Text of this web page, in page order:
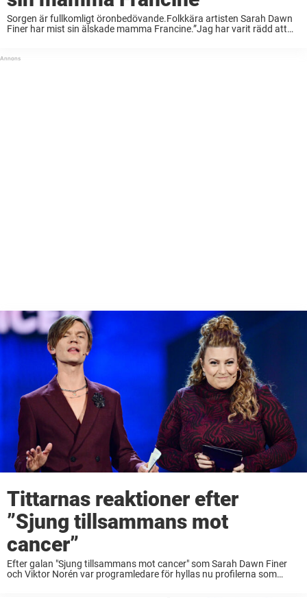
Sorgen är fullkomligt öronbedövande.Folkkära artisten Sarah Dawn
Finer har mist sin älskade mamma Francine.”Jag har varit rädd att
Tittarnas reaktioner efter
”Sjung tillsammans mot
cancer”
Efter galan "Sjung tillsammans mot cancer" som Sarah Dawn Finer
och Viktor Norén var programledare för hyllas nu profilerna som